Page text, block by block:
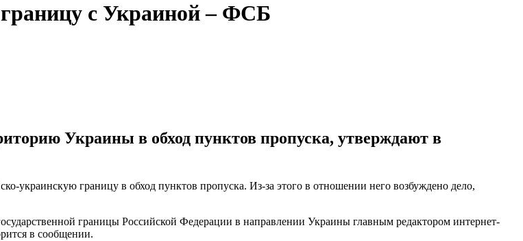
с Украиной – ФСБ
Украины в обход пунктов пропуска, утверждают в
украинскую границу в обход пунктов пропуска. Из-за этого в отношении него возбуждено дело,
границы Российской Федерации в направлении Украины главным редактором интернет-
в сообщении.